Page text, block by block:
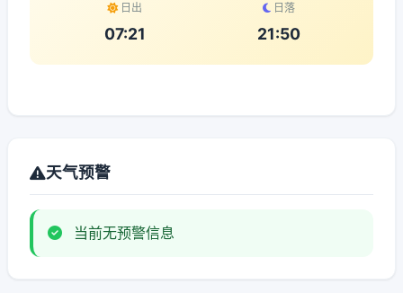
日出
07:21
日落
21:50
天气预警
当前无预警信息